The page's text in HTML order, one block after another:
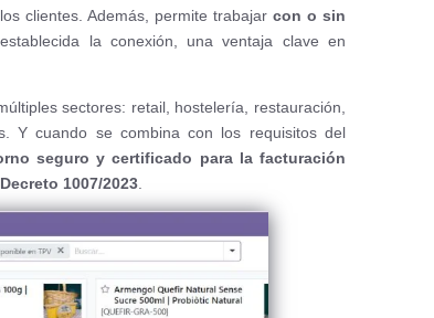
clientes. Además, permite trabajarcon o sin
la conexión, una ventaja clave en
sectores: retail, hostelería, restauración,
Y cuando se combina con los requisitos del
seguro y certificado para la facturación
1007/2023